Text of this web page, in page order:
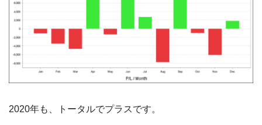
2020年も、トータルでプラスです。